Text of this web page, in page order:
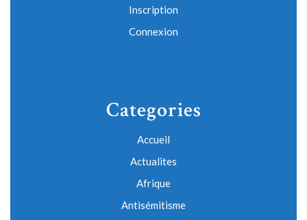
Inscription
Connexion
Categories
Accueil
Actualites
Afrique
Antisémitisme